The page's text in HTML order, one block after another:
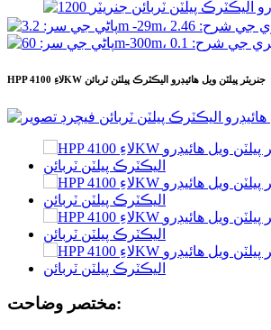
اليڪٽرڪ پيلٽن ٽربائن جنريٽر
پاور پيلٽن واٽر ويل ٽربائن جنريٽر
HPP لاءِ 4100KW جنريٽر پيلٽن ويل هائيڊرو اليڪٽرڪ پيلٽن ٽربائن
مختصر وضاحت: